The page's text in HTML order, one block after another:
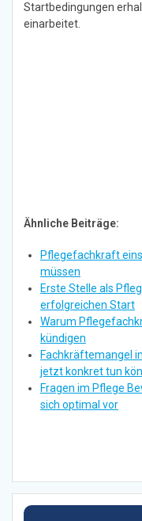
Startbedingungen
einarbeitet.
Ähnliche Beiträge:
Pflegefachkraft
müssen
Erste Stelle als
erfolgreichen Start
Warum
kündigen
Fachkräftemangel
jetzt konkret tun
Fragen im Pflege
sich optimal vor